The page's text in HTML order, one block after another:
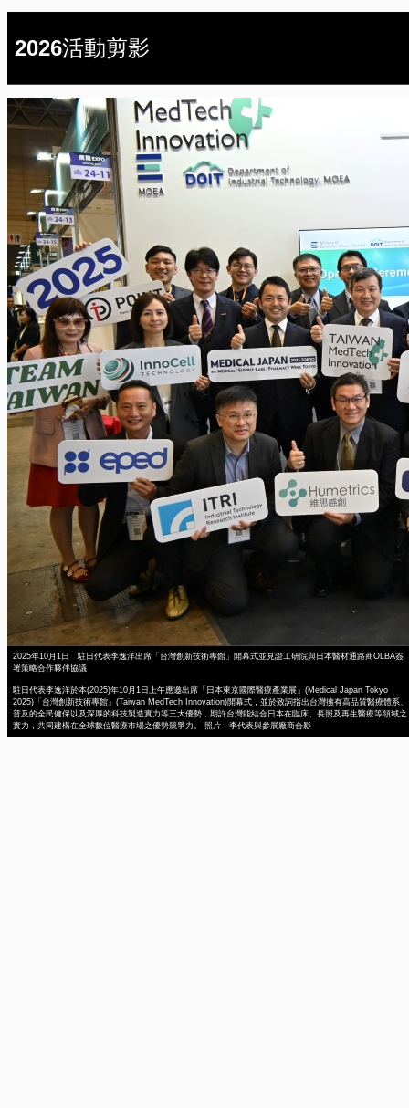
2026活動剪影
2025年10月1日 駐日代表李逸洋出席「台灣創新技術專館」開幕式並見證工研院與日本醫材通路商OLBA簽
署策略合作夥伴協議
駐日代表李逸洋於本(2025)年10月1日上午應邀出席「日本東京國際醫療產業展」(Medical Japan Tokyo
2025)「台灣創新技術專館」(Taiwan MedTech Innovation)開幕式，並於致詞指出台灣擁有高品質醫療體系、
普及的全民健保以及深厚的科技製造實力等三大優勢，期許台灣能結合日本在臨床、長照及再生醫療等領域之
實力，共同建構在全球數位醫療市場之優勢競爭力。 照片：李代表與參展廠商合影